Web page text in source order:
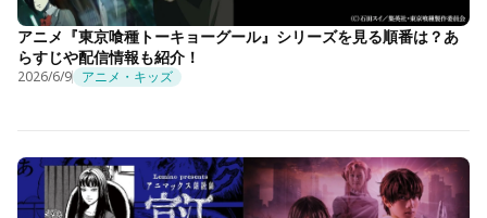
アニメ『東京喰種トーキョーグール』シリーズを見る順番は？あ
らすじや配信情報も紹介！
2026/6/9 アニメ・キッズ